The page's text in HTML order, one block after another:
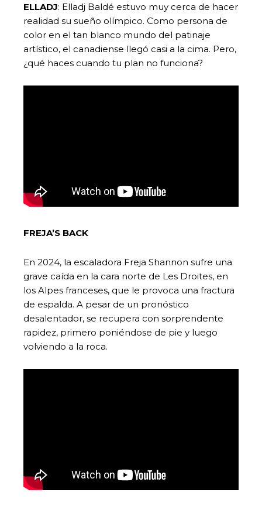
ELLADJ: Elladj Baldé estuvo muy cerca de hacer
realidad su sueño olímpico. Como persona de
color en el tan blanco mundo del patinaje
artístico, el canadiense llegó casi a la cima. Pero,
¿qué haces cuando tu plan no funciona?
FREJA’S BACK
En 2024, la escaladora Freja Shannon sufre una
grave caída en la cara norte de Les Droites, en
los Alpes franceses, que le provoca una fractura
de espalda. A pesar de un pronóstico
desalentador, se recupera con sorprendente
rapidez, primero poniéndose de pie y luego
volviendo a la roca.